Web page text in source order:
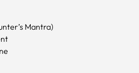
Mantra)